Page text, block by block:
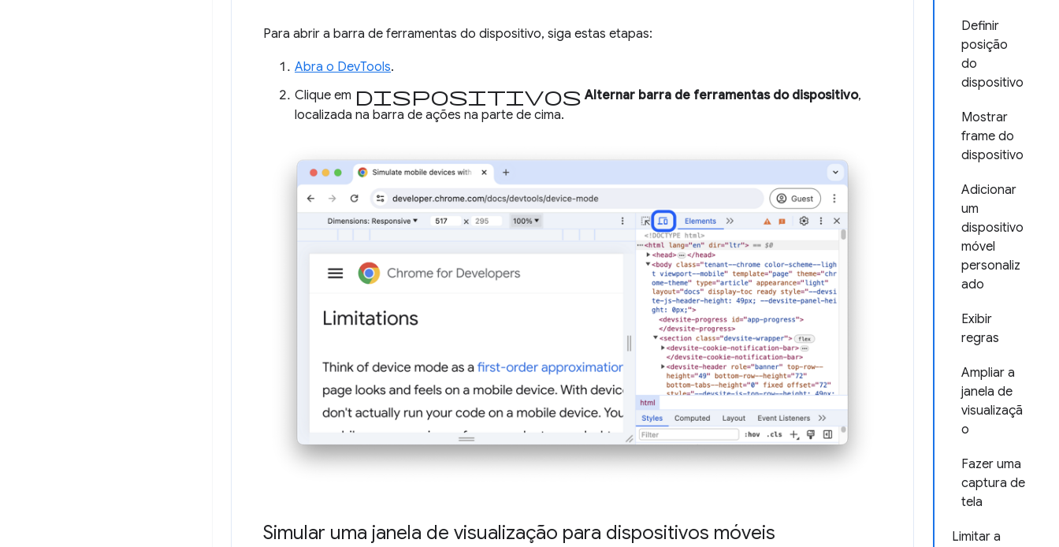
Definir
posição
do
dispositivo
Mostrar
frame do
dispositivo
Adicionar
um
dispositivo
móvel
personaliz
ado
Exibir
regras
Ampliar a
janela de
visualizaçã
o
Fazer uma
captura de
tela
Limitar a
Para abrir a barra de ferramentas do dispositivo, siga estas etapas:
Abra o DevTools.
Clique em dispositivos Alternar barra de ferramentas do dispositivo,
localizada na barra de ações na parte de cima.
Simular uma janela de visualização para dispositivos móveis